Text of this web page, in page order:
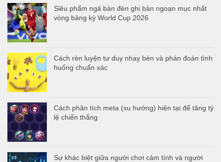
Siêu phẩm ngả bàn đèn ghi bàn ngoạn mục nhất
vòng bảng kỳ World Cup 2026
Cách rèn luyện tư duy nhạy bén và phán đoán tình
huống chuẩn xác
Cách phân tích meta (xu hướng) hiện tại để tăng tỷ
lệ chiến thắng
Sự khác biệt giữa người chơi cảm tính và người